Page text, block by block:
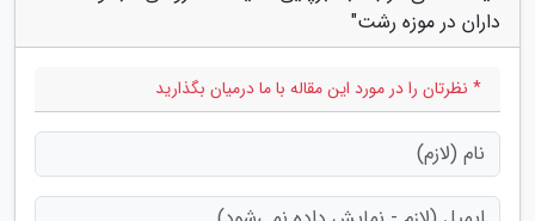
داران در موزه رشت"
* نظرتان را در مورد این مقاله با ما درمیان بگذارید